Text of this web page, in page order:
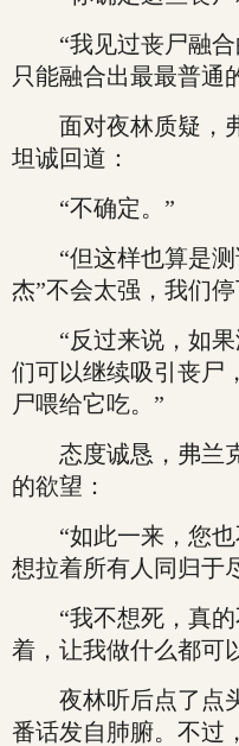
“我见过丧尸融合
只能融合出最最普通
面对夜林质疑，弗
坦诚回道：
“不确定。”
“但这样也算是测
杰”不会太强，我们
“反过来说，如果
们可以继续吸引丧尸
尸喂给它吃。”
态度诚恳，弗兰克
的欲望：
“如此一来，您也
想拉着所有人同归于
“我不想死，真的
着，让我做什么都可
夜林听后点了点头
番话发自肺腑。不过